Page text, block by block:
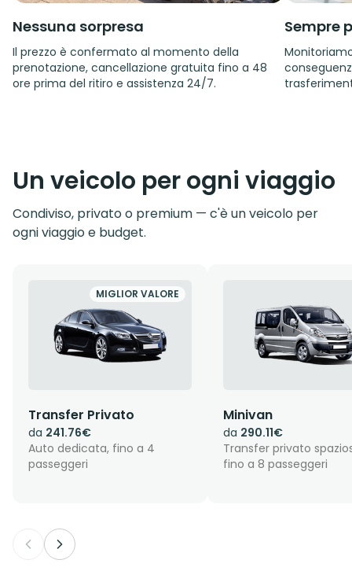
Nessuna sorpresa
Il prezzo è confermato al momento della
prenotazione, cancellazione gratuita fino a 48
ore prima del ritiro e assistenza 24/7.
Sempre
Un veicolo per ogni viaggio
Condiviso, privato o premium — c'è un veicolo per
ogni viaggio e budget.
MIGLIOR VALORE
Transfer Privato
da 241.76€
Auto dedicata, fino a 4
passeggeri
Minivan
da 290.11€
Transfer privato
fino a 8 passeggeri